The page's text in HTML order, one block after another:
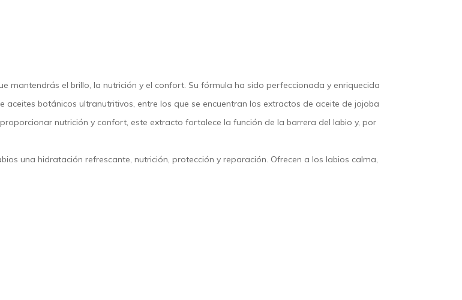
mantendrás el brillo, la nutrición y el confort. Su fórmula ha sido perfeccionada y enriquecida
aceites botánicos ultranutritivos, entre los que se encuentran los extractos de aceite de jojoba
nutrición y confort, este extracto fortalece la función de la barrera del labio y, por
una hidratación refrescante, nutrición, protección y reparación. Ofrecen a los labios calma,